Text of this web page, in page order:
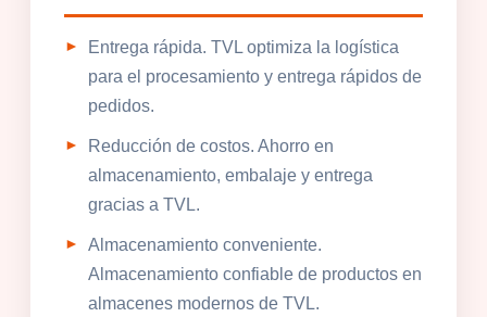
Entrega rápida. TVL optimiza la logística
para el procesamiento y entrega rápidos de
pedidos.
Reducción de costos. Ahorro en
almacenamiento, embalaje y entrega
gracias a TVL.
Almacenamiento conveniente.
Almacenamiento confiable de productos en
almacenes modernos de TVL.